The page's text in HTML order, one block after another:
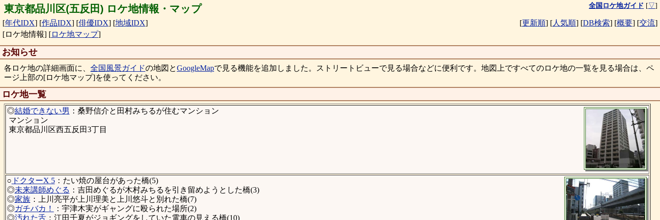
東京都品川区(五反田) ロケ地情報・マップ 全国ロケ地ガイド [▽]
[年代IDX] [作品IDX] [俳優IDX] [地域IDX] [更新順] [人気順] [DB検索] [概要] [交流]
[ロケ地情報] [ロケ地マップ]
お知らせ
各ロケ地の詳細画面に、 全国風景ガイドの地図とGoogleMapで見る機能を追加しました。ストリートビューで見る場合などに便利です。地図上ですべてのロケ地の一覧を見る場合は、ペ
ージ上部の[ロケ地マップ]を使ってください。
ロケ地一覧
◎結婚できない男 ：桑野信介と田村みちるが住むマンション
マンション
東京都品川区西五反田3丁目
○ ドクターX 5：たい焼の屋台があった橋(5)
◎未来講師めぐる ：吉田めぐるが木村みちるを引き留めようとした橋(3)
◎家族：上川亮平が上川理美と上川悠斗と別れた橋(7)
◎ガチバカ！
：宇津木実がギャングに殴られた場所(2)
◎汚れた舌：江田千夏がジョギングをしていた電車の見える橋(10)